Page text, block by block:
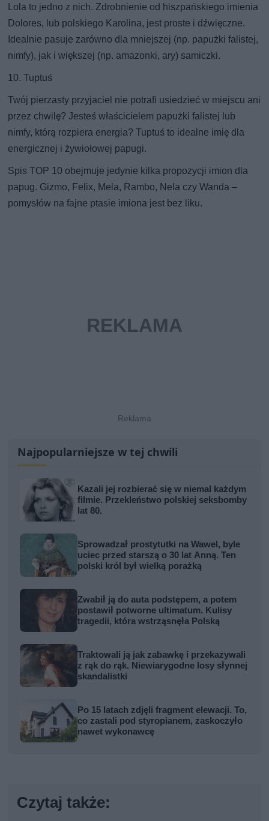
Lola to jedno z nich. Zdrobnienie od hiszpańskiego imienia
Dolores, lub polskiego Karolina, jest proste i dźwięczne.
Idealnie pasuje zarówno dla mniejszej (np. papużki falistej,
nimfy), jak i większej (np. amazonki, ary) samiczki.
10. Tuptuś
Twój pierzasty przyjaciel nie potrafi usiedzieć w miejscu ani
przez chwilę? Jesteś właścicielem papużki falistej lub
nimfy, którą rozpiera energia? Tuptuś to idealne imię dla
energicznej i żywiołowej papugi.
Spis TOP 10 obejmuje jedynie kilka propozycji imion dla
papug. Gizmo, Felix, Mela, Rambo, Nela czy Wanda –
pomysłów na fajne ptasie imiona jest bez liku.
Najpopularniejsze w tej chwili
Kazali jej rozbierać się w niemal każdym
filmie. Przekleństwo polskiej seksbomby
lat 80.
Sprowadzał prostytutki na Wawel, byle
uciec przed starszą o 30 lat Anną. Ten
polski król był wielką porażką
Zwabił ją do auta podstępem, a potem
postawił potworne ultimatum. Kulisy
tragedii, która wstrząsnęła Polską
Traktowali ją jak zabawkę i przekazywali
z rąk do rąk. Niewiarygodne losy słynnej
skandalistki
Po 15 latach zdjęli fragment elewacji. To,
co zastali pod styropianem, zaskoczyło
nawet wykonawcę
Czytaj także: